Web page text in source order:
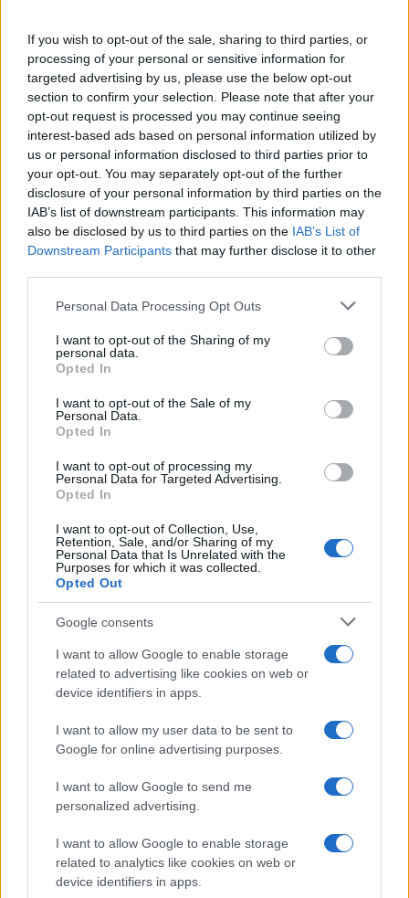
If you wish to opt-out of the sale, sharing to third parties, or
processing of your personal or sensitive information for
targeted advertising by us, please use the below opt-out
section to confirm your selection. Please note that after your
opt-out request is processed you may continue seeing
interest-based ads based on personal information utilized by
us or personal information disclosed to third parties prior to
your opt-out. You may separately opt-out of the further
disclosure of your personal information by third parties on the
IAB’s list of downstream participants. This information may
also be disclosed by us to third parties on the IAB’s List of
Downstream Participants that may further disclose it to other
Please note that this website/app uses one or more Google
not limited to your visit or usage behaviour. You may click to
grant or deny consent to Google and its third-party tags to
use your data for below specified purposes in below Google
consent section.
Personal Data Processing Opt Outs
I want to opt-out of the Sharing of my
personal data.
Opted In
I want to opt-out of the Sale of my
Personal Data.
Opted In
I want to opt-out of processing my
Personal Data for Targeted Advertising.
Opted In
I want to opt-out of Collection, Use,
Retention, Sale, and/or Sharing of my
Personal Data that Is Unrelated with the
Purposes for which it was collected.
Opted Out
Google consents
I want to allow Google to enable storage
related to advertising like cookies on web or
device identifiers in apps.
I want to allow my user data to be sent to
Google for online advertising purposes.
I want to allow Google to send me
personalized advertising.
I want to allow Google to enable storage
related to analytics like cookies on web or
device identifiers in apps.
Notizie in tempo reale?
Entra nel canale telegram di
GalluraOggi.it
Ricevi le nostre ultime news
daGoogle News
Condividi l'articolo
F
a
ce
b
o
o
k
T
w
it
te
r
Pi
te
st
W
at
A
p
S
a
Articolo precedente
NOTIZIE RECENTI
Controlli rafforzati in Costa Smeralda, 20
arresti e 135 denunce
Tre milioni di euro dalla Provincia Gallura per
nuove aule nelle scuole di Olbia
Incidente sulla provinciale 125, paura tra Olbia e
Arzachena
Incidente sulla strada provinciale ad Arzachena,
un ferito